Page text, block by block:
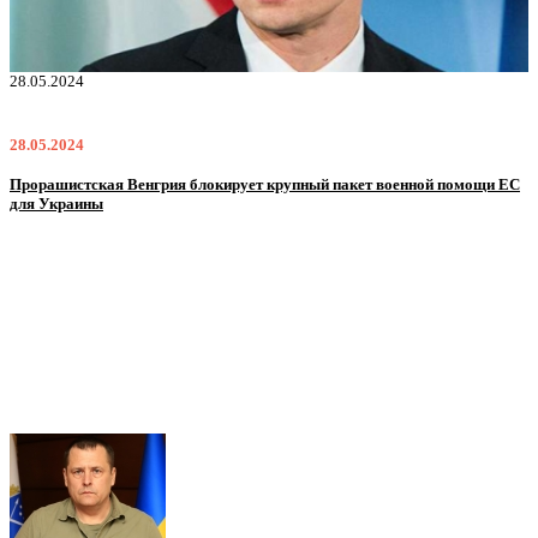
28.05.2024
28.05.2024
Прорашистская Венгрия блокирует крупный пакет военной помощи ЕС
для Украины